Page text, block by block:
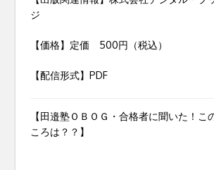
ジ
【価格】定価 500円（税込）
【配信形式】PDF
【田邉塾ＯＢＯＧ・合格者に聞いた！こ
ころは？？】